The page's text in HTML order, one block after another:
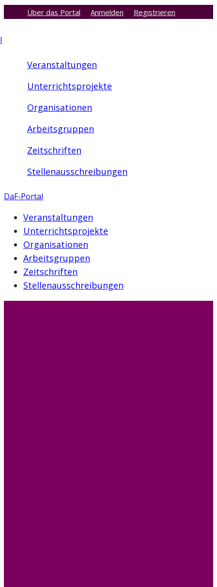
Über das Portal Anmelden Registrieren
Veranstaltungen
Unterrichtsprojekte
Organisationen
Arbeitsgruppen
Zeitschriften
Stellenausschreibungen
DaF-Portal
Veranstaltungen
Unterrichtsprojekte
Organisationen
Arbeitsgruppen
Zeitschriften
Stellenausschreibungen